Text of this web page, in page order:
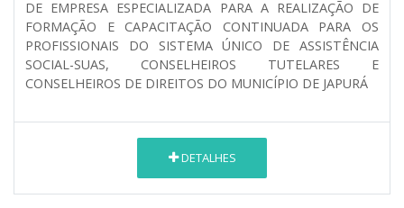
DE EMPRESA ESPECIALIZADA PARA A REALIZAÇÃO DE
FORMAÇÃO E CAPACITAÇÃO CONTINUADA PARA OS
PROFISSIONAIS DO SISTEMA ÚNICO DE ASSISTÊNCIA
SOCIAL-SUAS, CONSELHEIROS TUTELARES E
CONSELHEIROS DE DIREITOS DO MUNICÍPIO DE JAPURÁ
DETALHES